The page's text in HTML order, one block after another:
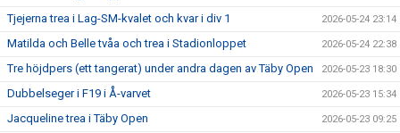
Tjejerna trea i Lag-SM-kvalet och kvar i div 1 2026-05-24 23:14
Matilda och Belle tvåa och trea i Stadionloppet 2026-05-24 22:38
Tre höjdpers (ett tangerat) under andra dagen av Täby Open 2026-05-23 18:30
Dubbelseger i F19 i Å-varvet 2026-05-23 15:34
Jacqueline trea i Täby Open 2026-05-23 09:25